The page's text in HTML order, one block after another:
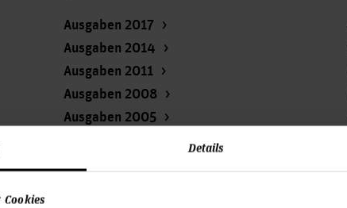
Details
Cookies
Ausgaben 2017
Ausgaben 2014
Ausgaben 2011
Ausgaben 2008
Ausgaben 2005